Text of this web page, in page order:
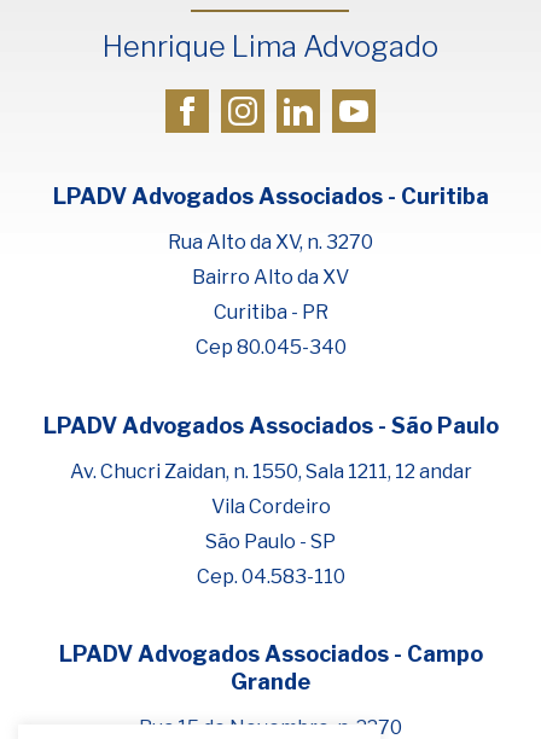
Fale com Henrique Lima
Cadastre-se para começar uma
conversa no WhatsApp
Henrique Lima Advogado
LPADV Advogados Associados - Curitiba
Rua Alto da XV, n. 3270
Bairro Alto da XV
Curitiba - PR
Cep 80.045-340
LPADV Advogados Associados - São Paulo
Av. Chucri Zaidan, n. 1550, Sala 1211, 12 andar
Vila Cordeiro
São Paulo - SP
Cep. 04.583-110
LPADV Advogados Associados - Campo
Grande
Rua 15 de Novembro, n. 2270